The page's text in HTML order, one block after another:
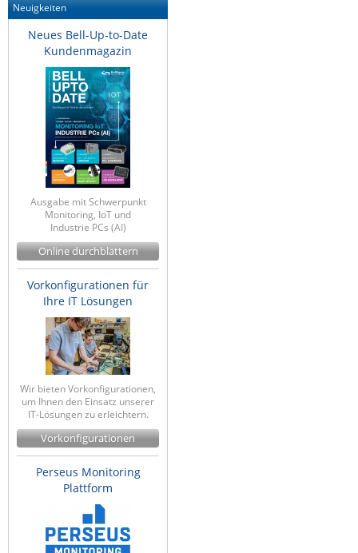
Neuigkeiten
Neues Bell-Up-to-Date
Kundenmagazin
Ausgabe mit Schwerpunkt
Monitoring, IoT und
Industrie PCs (AI)
Online durchblättern
Vorkonfigurationen für
Ihre IT Lösungen
Wir bieten Vorkonfigurationen,
um Ihnen den Einsatz unserer
IT-Lösungen zu erleichtern.
Vorkonfigurationen
Perseus Monitoring
Plattform